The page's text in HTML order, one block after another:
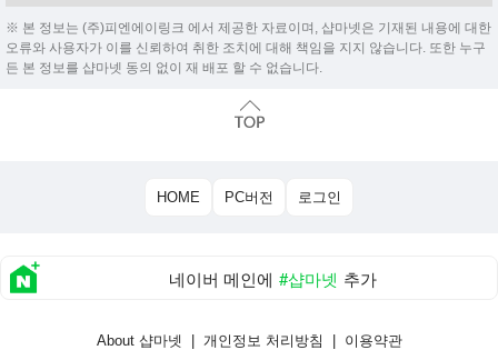
※ 본 정보는 (주)피엔에이링크 에서 제공한 자료이며, 샵마넷은 기재된 내용에 대한
오류와 사용자가 이를 신뢰하여 취한 조치에 대해 책임을 지지 않습니다. 또한 누구
든 본 정보를 샵마넷 동의 없이 재 배포 할 수 없습니다.
HOME PC버전 로그인
네이버 메인에 #샵마넷 추가
About 샵마넷 개인정보 처리방침
이용약관